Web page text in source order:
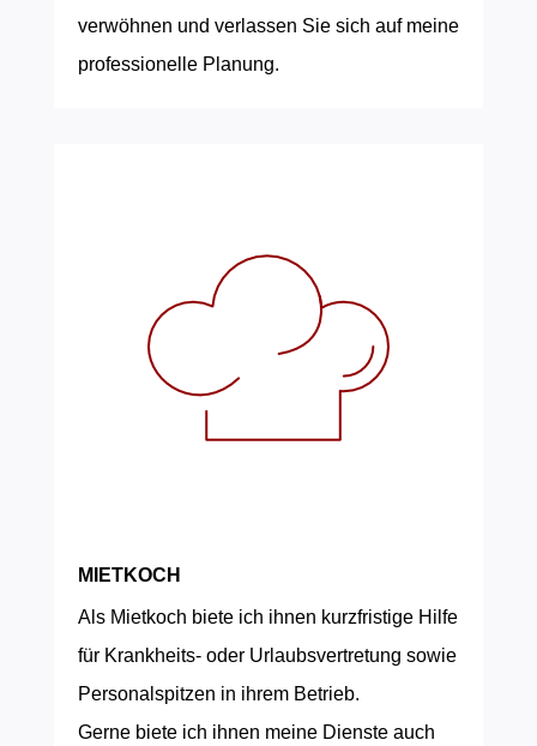
verwöhnen und verlassen Sie sich auf meine
professionelle Planung.
MIETKOCH
Als Mietkoch biete ich ihnen kurzfristige Hilfe
für Krankheits- oder Urlaubsvertretung sowie
Personalspitzen in ihrem Betrieb.
Gerne biete ich ihnen meine Dienste auch